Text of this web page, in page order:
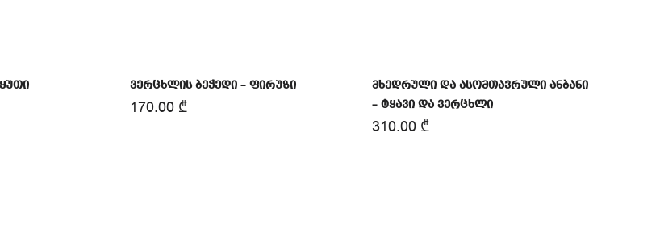
ვერცხლის ბეჭედი – ფირუზი
170.00 ₾
მხედრული და ასომთავრული ანბანი
– ტყავი და ვერცხლი
310.00 ₾